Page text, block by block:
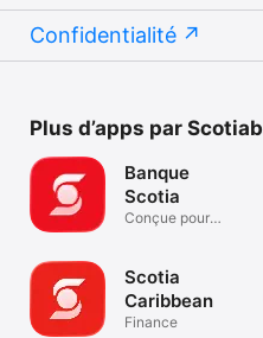
Confidentialité
Plus d’apps par
Banque
Scotia
Conçue pour
Scotia
Caribbean
Finance